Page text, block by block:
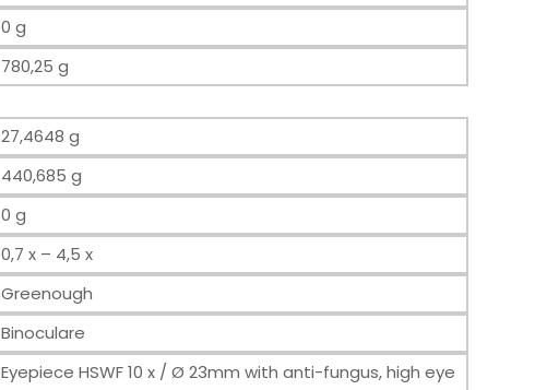
0 g
780,25 g
27,4648 g
440,685 g
0 g
0,7 x – 4,5 x
Greenough
Binoculare
Eyepiece HSWF 10 x / Ø 23mm with anti-fungus, high eye